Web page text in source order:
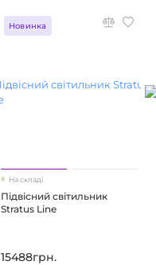
Новинка
На складі
Підвісний світильник
Stratus Line
15488грн.